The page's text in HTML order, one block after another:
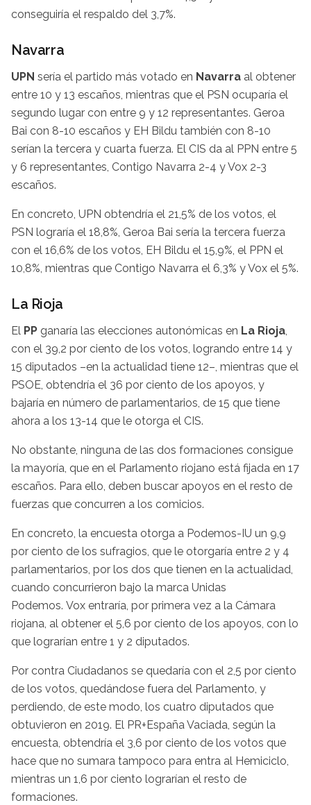
conseguiría el respaldo del 3,7%.
Navarra
UPN sería el partido más votado en Navarra al obtener
entre 10 y 13 escaños, mientras que el PSN ocuparía el
segundo lugar con entre 9 y 12 representantes. Geroa
Bai con 8-10 escaños y EH Bildu también con 8-10
serían la tercera y cuarta fuerza. El CIS da al PPN entre 5
y 6 representantes, Contigo Navarra 2-4 y Vox 2-3
escaños.
En concreto, UPN obtendría el 21,5% de los votos, el
PSN lograría el 18,8%, Geroa Bai sería la tercera fuerza
con el 16,6% de los votos, EH Bildu el 15,9%, el PPN el
10,8%, mientras que Contigo Navarra el 6,3% y Vox el 5%.
La Rioja
El PP ganaría las elecciones autonómicas en La Rioja,
con el 39,2 por ciento de los votos, logrando entre 14 y
15 diputados –en la actualidad tiene 12–, mientras que el
PSOE, obtendría el 36 por ciento de los apoyos, y
bajaría en número de parlamentarios, de 15 que tiene
ahora a los 13-14 que le otorga el CIS.
No obstante, ninguna de las dos formaciones consigue
la mayoría, que en el Parlamento riojano está fijada en 17
escaños. Para ello, deben buscar apoyos en el resto de
fuerzas que concurren a los comicios.
En concreto, la encuesta otorga a Podemos-IU un 9,9
por ciento de los sufragios, que le otorgaría entre 2 y 4
parlamentarios, por los dos que tienen en la actualidad,
cuando concurrieron bajo la marca Unidas
Podemos. Vox entraría, por primera vez a la Cámara
riojana, al obtener el 5,6 por ciento de los apoyos, con lo
que lograrían entre 1 y 2 diputados.
Por contra Ciudadanos se quedaría con el 2,5 por ciento
de los votos, quedándose fuera del Parlamento, y
perdiendo, de este modo, los cuatro diputados que
obtuvieron en 2019. El PR+España Vaciada, según la
encuesta, obtendría el 3,6 por ciento de los votos que
hace que no sumara tampoco para entra al Hemiciclo,
mientras un 1,6 por ciento lograrían el resto de
formaciones.